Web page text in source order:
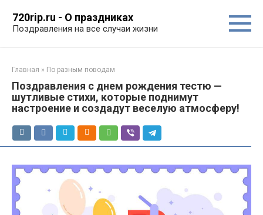
контенту
720rip.ru - О праздниках
Поздравления на все случаи жизни
Главная » По разным поводам
Поздравления с днем рождения тестю —
шутливые стихи, которые поднимут
настроение и создадут веселую атмосферу!